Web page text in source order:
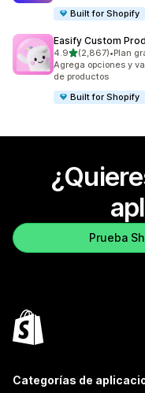
Built for Shopify
Easify Custom
4.9de 5 estrellas
(2,867)
2867 reseñas en
•Plan
Agrega opciones y
de productos
Built for Shopify
Prueba
Categorías de